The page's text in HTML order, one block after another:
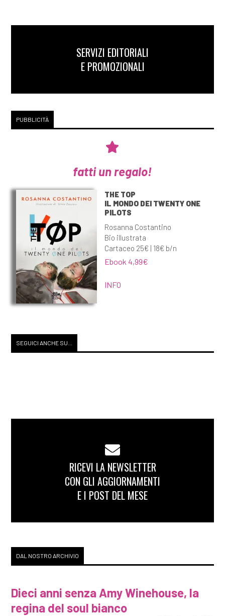
SERVIZI EDITORIALI
E PROMOZIONALI
PUBBLICITÀ
fatti un regalo!
THE TOP
IL MONDO DEI TWENTY ONE
PILOTS
Rosanna Costantino
Bio illustrata
Cartaceo 25€ | 18€ b/n
Ebook 4,99€
INFO
SEGUICI ANCHE SU...
RICEVI LA NEWSLETTER
CON GLI AGGIORNAMENTI
E I POST DEL MESE
DAL NOSTRO ARCHIVIO
Dieci anni senza Amy Winehouse, la
regina del soul bianco